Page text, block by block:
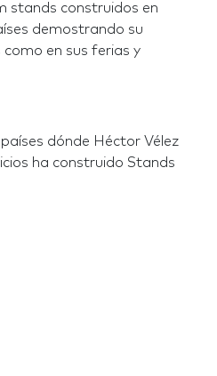
stands construidos en
demostrando su
en sus ferias y
dónde Héctor Vélez
ha construido Stands